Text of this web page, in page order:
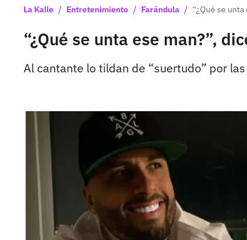
La Kalle / Entretenimiento / Farándula / “¿Qué se
“¿Qué se unta ese man?”,
Al cantante lo tildan de “suertudo” por